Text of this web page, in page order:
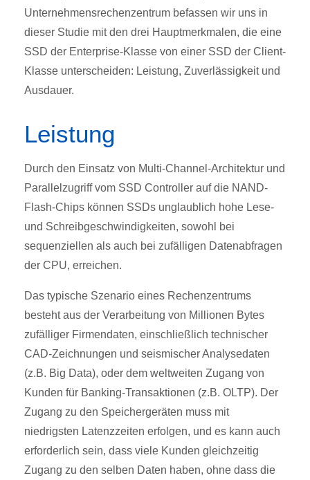
Unternehmensrechenzentrum befassen wir uns in
dieser Studie mit den drei Hauptmerkmalen, die eine
SSD der Enterprise-Klasse von einer SSD der Client-
Klasse unterscheiden: Leistung, Zuverlässigkeit und
Ausdauer.
Leistung
Durch den Einsatz von Multi-Channel-Architektur und
Parallelzugriff vom SSD Controller auf die NAND-
Flash-Chips können SSDs unglaublich hohe Lese-
und Schreibgeschwindigkeiten, sowohl bei
sequenziellen als auch bei zufälligen Datenabfragen
der CPU, erreichen.
Das typische Szenario eines Rechenzentrums
besteht aus der Verarbeitung von Millionen Bytes
zufälliger Firmendaten, einschließlich technischer
CAD-Zeichnungen und seismischer Analysedaten
(z.B. Big Data), oder dem weltweiten Zugang von
Kunden für Banking-Transaktionen (z.B. OLTP). Der
Zugang zu den Speichergeräten muss mit
niedrigsten Latenzzeiten erfolgen, und es kann auch
erforderlich sein, dass viele Kunden gleichzeitig
Zugang zu den selben Daten haben, ohne dass die